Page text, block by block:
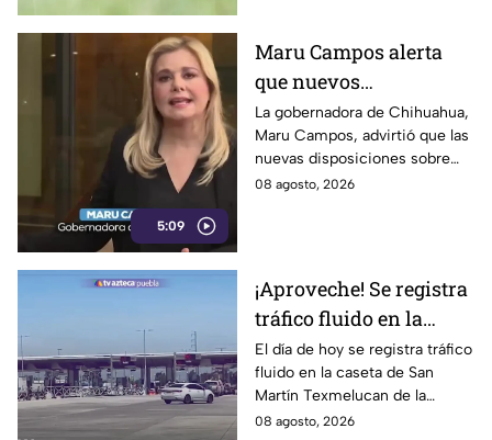
5:09
Maru Campos alerta
que nuevos
lineamientos podrían
usarse para sancionar
a periodistas críticos
La gobernadora de Chihuahua,
Maru Campos, advirtió que las
nuevas disposiciones sobre
derechos de las audiencias
08 agosto, 2026
¡Aproveche! Se registra
tráfico fluido en la
caseta de Texmelucan
de la autopista México-
Puebla HOY sábado
El día de hoy se registra tráfico
fluido en la caseta de San
Martín Texmelucan de la
autopista México-Puebla; así lo
08 agosto, 2026